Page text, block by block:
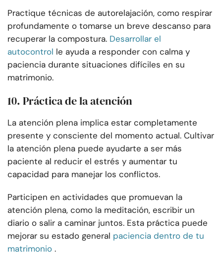
Practique técnicas de autorelajación, como respirar
profundamente o tomarse un breve descanso para
recuperar la compostura. Desarrollar el
autocontrol le ayuda a responder con calma y
paciencia durante situaciones difíciles en su
matrimonio.
10. Práctica de la atención
La atención plena implica estar completamente
presente y consciente del momento actual. Cultivar
la atención plena puede ayudarte a ser más
paciente al reducir el estrés y aumentar tu
capacidad para manejar los conflictos.
Participen en actividades que promuevan la
atención plena, como la meditación, escribir un
diario o salir a caminar juntos. Esta práctica puede
mejorar su estado general paciencia dentro de tu
matrimonio .